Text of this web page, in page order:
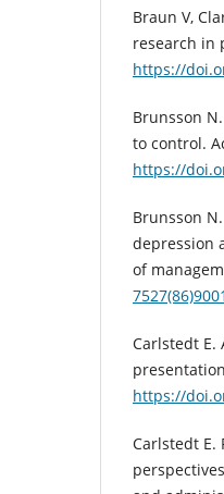
Braun V,
research in
https://
Brunsson
to control.
https://
Brunsson
depression
of
Carlstedt E.
https://
Carlstedt E.